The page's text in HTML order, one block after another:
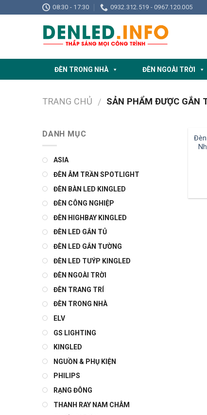
to
08:30 - 17:30 0932.312.519 - 0967.120.005
ĐÈN TRONG NHÀ ĐÈN NGOÀI TRỜI
TRANG CHỦ / SẢN PHẨM ĐƯỢC GẮN
DANH MỤC
ASIA
ĐÈN ÂM TRẦN SPOTLIGHT
ĐÈN BÀN LED KINGLED
ĐÈN CÔNG NGHIỆP
ĐÈN HIGHBAY KINGLED
ĐÈN LED GẮN TỦ
ĐÈN LED GẮN TƯỜNG
ĐÈN LED TUÝP KINGLED
ĐÈN NGOÀI TRỜI
ĐÈN TRANG TRÍ
ĐÈN TRONG NHÀ
ELV
GS LIGHTING
KINGLED
NGUỒN & PHỤ KIỆN
PHILIPS
RẠNG ĐÔNG
THANH RAY NAM CHÂM
Đèn